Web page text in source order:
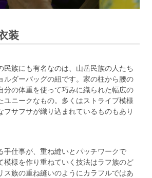
装
民族にも有名なのは、山岳民族の人たち
ルダーバッグの紐です。家の柱から腰の
分の体重を使って巧みに織られた幅広の
ユニークなもの。多くはストライプ模様
フサフサが織り込まれているものもあり
手仕事が、重ね縫いとパッチワークで
模様を作り重ねていく技法はラフ族のど
ス族の重ね縫いのようにカラフルではあ